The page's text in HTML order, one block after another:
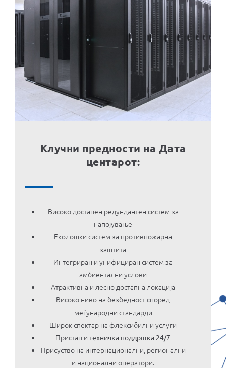
Клучни предности на Дата
центарот:
Високо достапен редундантен систем за
напојување
Еколошки систем за противпожарна
заштита
Интегриран и унифициран систем за
амбиентални услови
Атрактивна и лесно достапна локација
Високо ниво на безбедност според
меѓународни стандарди
Широк спектар на флексибилни услуги
Пристап и техничка поддршка 24/7
Присуство на интернационални, регионални
и национални оператори.